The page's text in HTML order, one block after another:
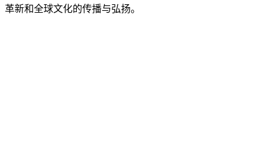
革新和全球文化的传播与弘扬。